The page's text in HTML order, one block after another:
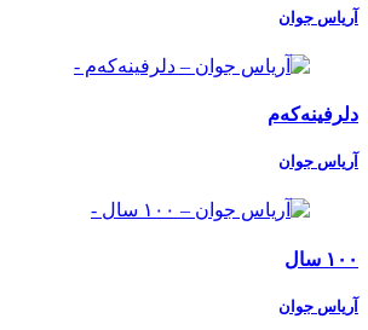
آریاس جوان
دلرفینەکەم
آریاس جوان
۱۰۰ سال
آریاس جوان